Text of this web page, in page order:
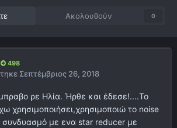
Ακολουθούν 0
498
Σεπτέμβριος 26, 2018
ρε Ηλία. Ήρθε και έδεσε!....Το
χρησιμοποιήσει,χρησιμοποιώ το noise
με ενα star reducer με